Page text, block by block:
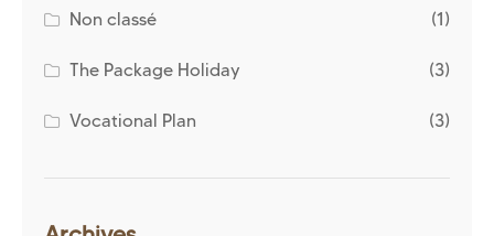
Non classé (1)
The Package Holiday (3)
Vocational Plan (3)